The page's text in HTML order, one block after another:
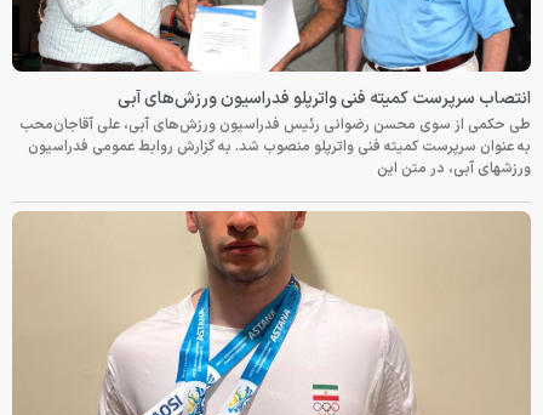
انتصاب سرپرست کمیته فنی واترپلو فدراسیون ورزش‌های آبی
طی حکمی از سوی محسن رضوانی رئیس فدراسیون ورزش‌های آبی، علی آقاجان‌محب
به عنوان سرپرست کمیته فنی واترپلو منصوب شد. به گزارش روابط عمومی فدراسیون
ورزشهای آبی، در متن این